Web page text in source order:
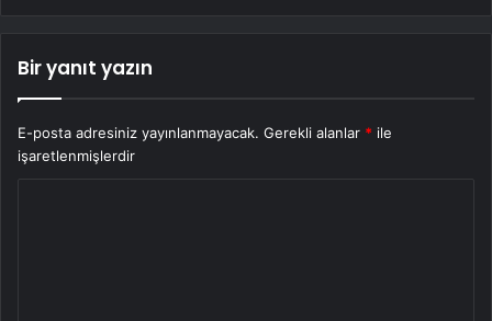
Bir yanıt yazın
E-posta adresiniz yayınlanmayacak. Gerekli alanlar * ile
işaretlenmişlerdir